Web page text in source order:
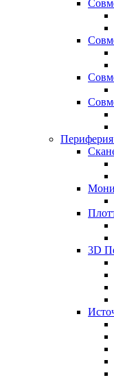
Периферия
3D